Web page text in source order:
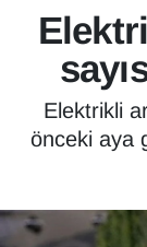
Elektrikli
önceki aya
Biyografi
Bölge
ÇEVRE
Van
Süper
Tüm